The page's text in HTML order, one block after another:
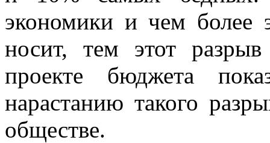
экономики и чем более
носит, тем этот
проекте бюджета
нарастанию такого
обществе.